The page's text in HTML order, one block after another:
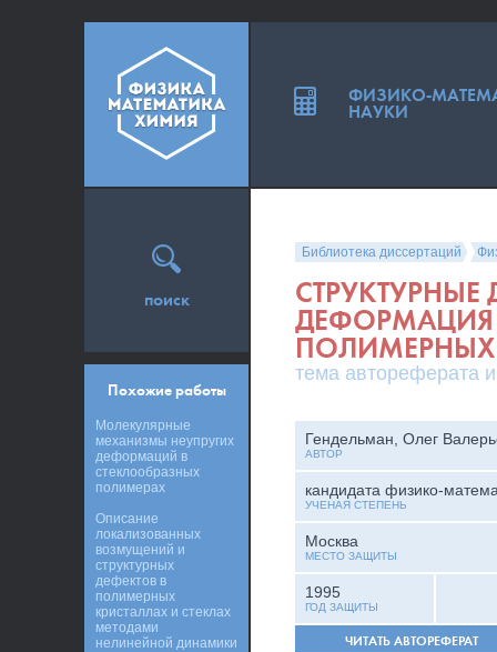
Библиотека диссертаций
ПОЛИМЕРНЫХ
тема автореферата
Гендельман, Олег
АВТОР
кандидата физико-
УЧЕНАЯ СТЕПЕНЬ
Москва
МЕСТО ЗАЩИТЫ
1995
ГОД ЗАЩИТЫ
ЧИТАТЬ АВТОРЕФЕРАТ
поиск
Похожие работы
Молекулярные
механизмы неупругих
деформаций в
стеклообразных
полимерах
Описание
локализованных
возмущений и
структурных
дефектов в
полимерных
кристаллах и стеклах
методами
нелинейной динамики
ФИЗИКО-
НАУКИ